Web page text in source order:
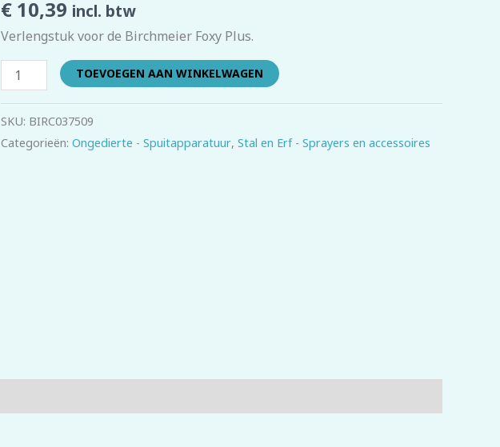
€ 10,39 incl. btw
Verlengstuk voor de Birchmeier Foxy Plus.
TOEVOEGEN AAN WINKELWAGEN
SKU: BIRC037509
Categorieën: Ongedierte - Spuitapparatuur, Stal en Erf - Sprayers en accessoires